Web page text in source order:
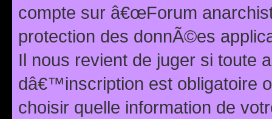
compte sur â€œForum
protection des donnÃ©es
Il nous revient de juger si toute
dâ€™inscription est obligatoire
choisir quelle information de